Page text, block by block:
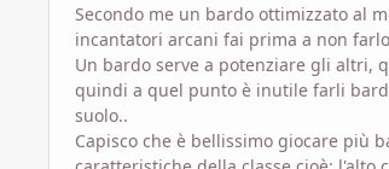
Secondo me un bardo ottimizzato al
incantatori arcani fai prima a non
Un bardo serve a potenziare gli altri,
quindi a quel punto è inutile farli
suolo..
Capisco che è bellissimo giocare più